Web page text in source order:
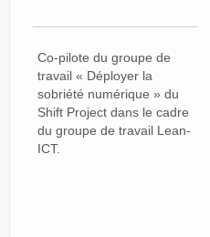
Co-pilote du groupe de
travail « Déployer la
sobriété numérique » du
Shift Project dans le cadre
du groupe de travail Lean-
ICT.